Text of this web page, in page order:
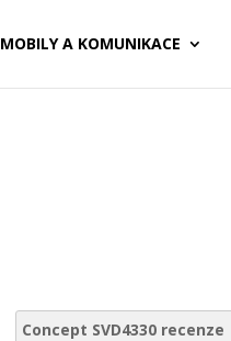
MOBILY A KOMUNIKACE
Concept SVD4330 recenze